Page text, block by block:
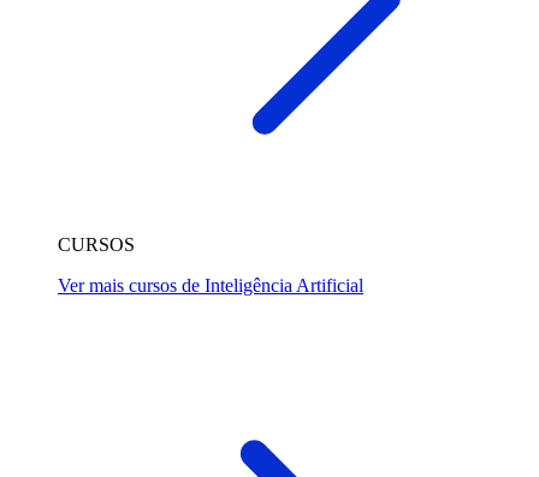
CURSOS
Ver mais cursos de Inteligência Artificial